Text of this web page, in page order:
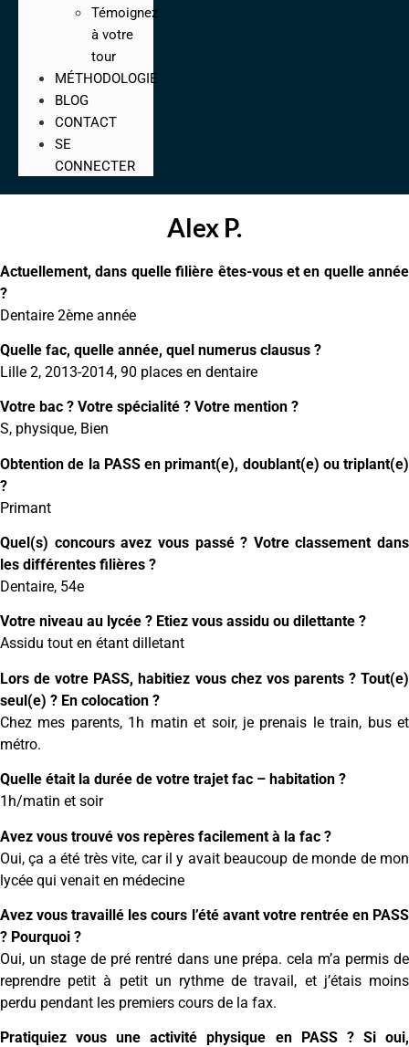
Témoignez
à votre
tour
MÉTHODOLOGIE
BLOG
CONTACT
SE
CONNECTER
Alex P.
Actuellement, dans quelle filière êtes-vous et en quelle année
?
Dentaire 2ème année
Quelle fac, quelle année, quel numerus clausus ?
Lille 2, 2013-2014, 90 places en dentaire
Votre bac ? Votre spécialité ? Votre mention ?
S, physique, Bien
Obtention de la PASS en primant(e), doublant(e) ou triplant(e)
?
Primant
Quel(s) concours avez vous passé ? Votre classement dans
les différentes filières ?
Dentaire, 54e
Votre niveau au lycée ? Etiez vous assidu ou dilettante ?
Assidu tout en étant dilletant
Lors de votre PASS, habitiez vous chez vos parents ? Tout(e)
seul(e) ? En colocation ?
Chez mes parents, 1h matin et soir, je prenais le train, bus et
métro.
Quelle était la durée de votre trajet fac – habitation ?
1h/matin et soir
Avez vous trouvé vos repères facilement à la fac ?
Oui, ça a été très vite, car il y avait beaucoup de monde de mon
lycée qui venait en médecine
Avez vous travaillé les cours l’été avant votre rentrée en PASS
? Pourquoi ?
Oui, un stage de pré rentré dans une prépa. cela m’a permis de
reprendre petit à petit un rythme de travail, et j’étais moins
perdu pendant les premiers cours de la fax.
Pratiquiez vous une activité physique en PASS ? Si oui,